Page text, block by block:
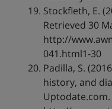
Stockfleth, E.
Retrieved 30
http://
041.html1-30
Padilla, S.
history, and
Uptodate.com.